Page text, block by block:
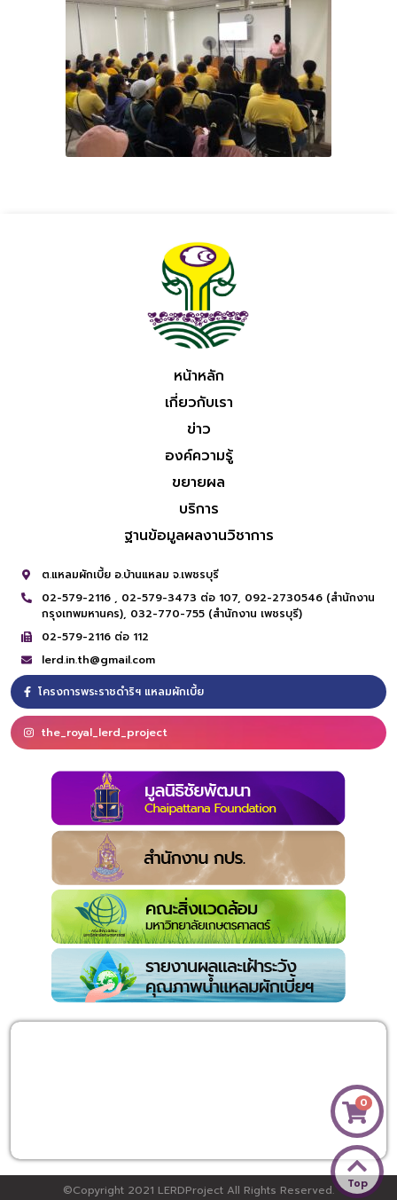
0
Top
หน้าหลัก
เกี่ยวกับเรา
ข่าว
องค์ความรู้
ขยายผล
บริการ
ฐานข้อมูลผลงานวิชาการ
ต.แหลมผักเบี้ย อ.บ้านแหลม จ.เพชรบุรี
02-579-2116 , 02-579-3473 ต่อ 107, 092-2730546 (สำนักงาน
กรุงเทพมหานคร), 032-770-755 (สำนักงาน เพชรบุรี)
02-579-2116 ต่อ 112
lerd.in.th@gmail.com
โครงการพระราชดำริฯ แหลมผักเบี้ย
the_royal_lerd_project
©Copyright 2021 LERDProject All Rights Reserved.